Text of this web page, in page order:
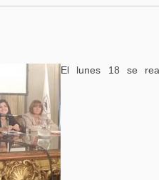
El lunes 18 se